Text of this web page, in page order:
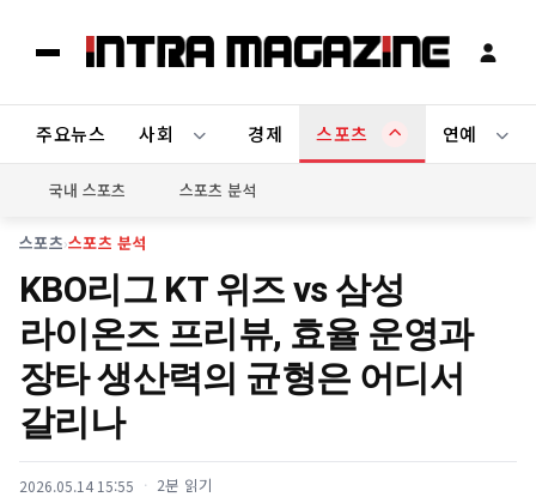
주요뉴스 사회 경제 스포츠 연예
국내 스포츠 스포츠 분석
스포츠›스포츠 분석
KBO리그 KT 위즈 vs 삼성
라이온즈 프리뷰, 효율 운영과
장타 생산력의 균형은 어디서
갈리나
2026.05.14 15:55 2분 읽기